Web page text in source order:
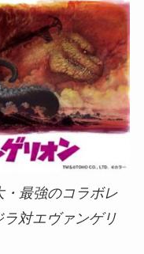
・最強のコラボレ
対エヴァンゲリ